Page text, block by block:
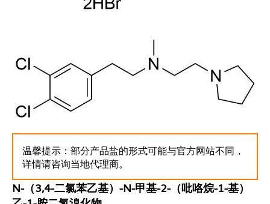
温馨提示：部分产品盐的形式可能与官方网站不同，
详情请咨询当地代理商。
N-（3,4-二氯苯乙基）-N-甲基-2-（吡咯烷-1-基）